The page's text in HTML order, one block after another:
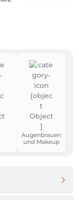
Augenbrauen
und Makeup